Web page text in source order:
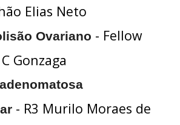
Elias Neto
Ovariano - Fellow
Gonzaga
- R3 Murilo Moraes de